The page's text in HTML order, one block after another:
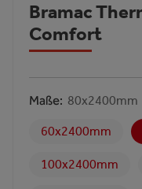
Bramac
Comfort
Maße 80x2400mm
60x2400mm
100x2400mm